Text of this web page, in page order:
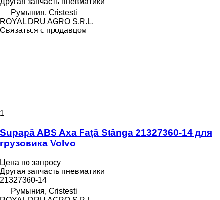
Другая запчасть пневматики
Румыния, Cristesti
ROYAL DRU AGRO S.R.L.
Связаться с продавцом
1
Supapă ABS Axa Față Stânga 21327360-14 для
грузовика Volvo
Цена по запросу
Другая запчасть пневматики
21327360-14
Румыния, Cristesti